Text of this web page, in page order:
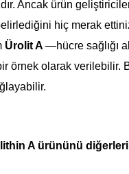
Ancak ürün
hiç merak
Ürolit A —hücre sağlığı
örnek olarak
A ürününü